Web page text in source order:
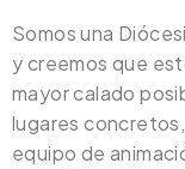
Somos una
y creemos que
mayor calado
lugares
equipo de